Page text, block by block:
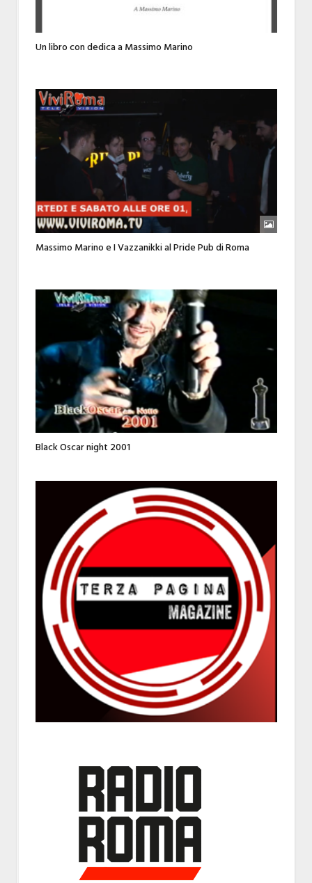
Un libro con dedica a Massimo Marino
Massimo Marino e I Vazzanikki al Pride Pub di Roma
Black Oscar night 2001